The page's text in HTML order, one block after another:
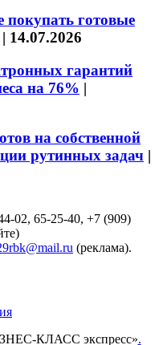
готовые
| 14.07.2026
гарантий
на 76% |
на собственной
рутинных задач |
02, 65-25-40, +7 (909)
(реклама).
КЛАСС экспресс».